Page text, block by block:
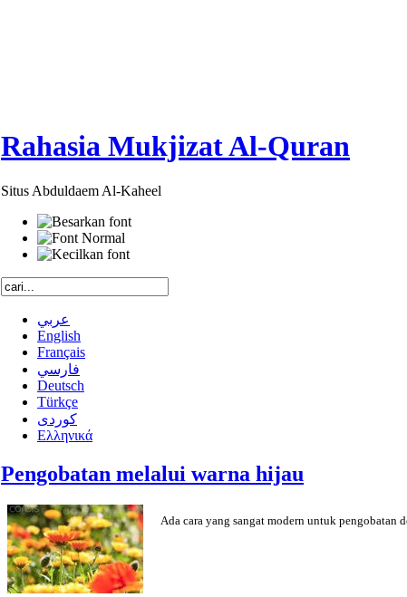
Rahasia Mukjizat Al-Quran
Situs Abduldaem Al-Kaheel
عربي
English
Français
فارسي
Deutsch
Türkçe
كوردى
Ελληνικά
Pengobatan melalui warna hijau
Ada cara yang sangat modern untuk pengobatan